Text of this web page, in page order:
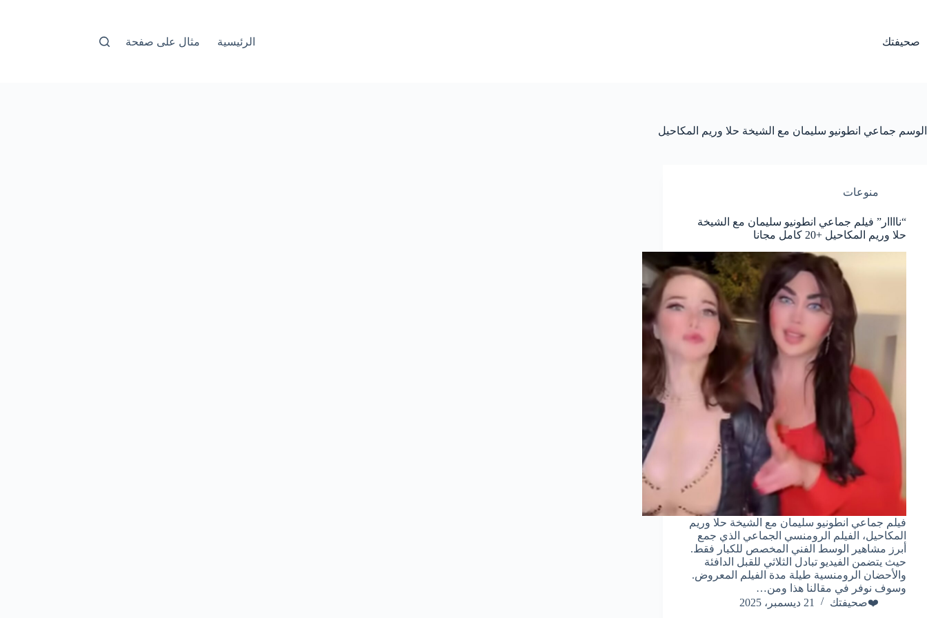
صحيفتك الرئيسية مثال على صفحة
الوسم جماعي انطونيو سليمان مع الشيخة حلا وريم المكاحيل
منوعات
“ناااار” فيلم جماعي انطونيو سليمان مع الشيخة
حلا وريم المكاحيل +20 كامل مجانا
فيلم جماعي انطونيو سليمان مع الشيخة حلا وريم
المكاحيل، الفيلم الرومنسي الجماعي الذي جمع
أبرز مشاهير الوسط الفني المخصص للكبار فقط.
حيث يتضمن الفيديو تبادل الثلاثي للقبل الدافئة
والأحضان الرومنسية طيلة مدة الفيلم المعروض.
وسوف نوفر في مقالنا هذا ومن…
❤️صحيفتك
21 ديسمبر، 2025